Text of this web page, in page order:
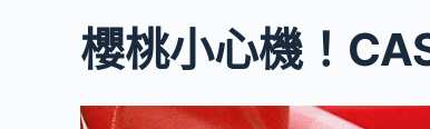
櫻桃小心機！